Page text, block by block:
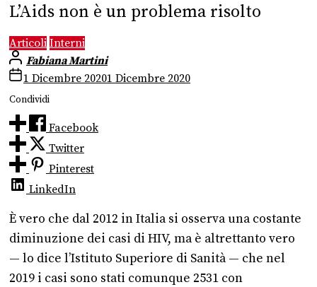
L’Aids non è un problema risolto
Articoli Interni
Fabiana Martini
1 Dicembre 20201 Dicembre 2020
Condividi
Facebook
Twitter
Pinterest
LinkedIn
È vero che dal 2012 in Italia si osserva una costante
diminuzione dei casi di HIV, ma è altrettanto vero
— lo dice l’Istituto Superiore di Sanità — che nel
2019 i casi sono stati comunque 2531 con